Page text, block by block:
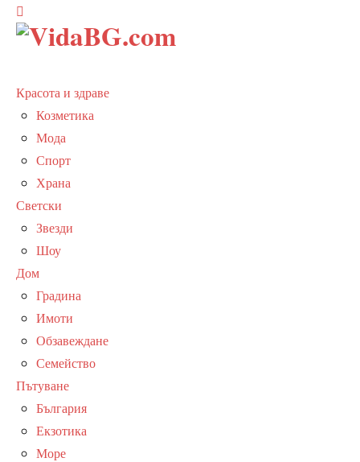
Красота и здраве
Козметика
Мода
Спорт
Храна
Светски
Звезди
Шоу
Дом
Градина
Имоти
Обзавеждане
Семейство
Пътуване
България
Екзотика
Море